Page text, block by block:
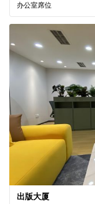
办公室席位
出版大厦